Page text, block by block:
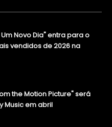
Novo Dia" entra para o
vendidos de 2026 na
the Motion Picture" será
Music em abril